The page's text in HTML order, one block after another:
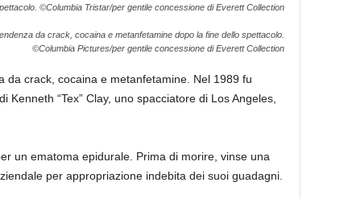
©Columbia Tristar/per gentile concessione di Everett Collection
da crack, cocaina e metanfetamine dopo la fine dello spettacolo.
©Columbia Pictures/per gentile concessione di Everett Collection
da crack, cocaina e metanfetamine. Nel 1989 fu
“Tex” Clay, uno spacciatore di Los Angeles,
un ematoma epidurale. Prima di morire, vinse una
per appropriazione indebita dei suoi guadagni.